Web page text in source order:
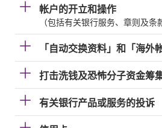
帐户的开立和操作
（包括有关银行服务、章则及条
「自动交换资料」和「海外
打击洗钱及恐怖分子资金筹
有关银行产品或服务的投诉